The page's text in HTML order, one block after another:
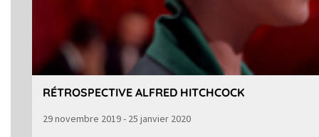
RÉTROSPECTIVE ALFRED HITCHCOCK
29 novembre 2019 - 25 janvier 2020